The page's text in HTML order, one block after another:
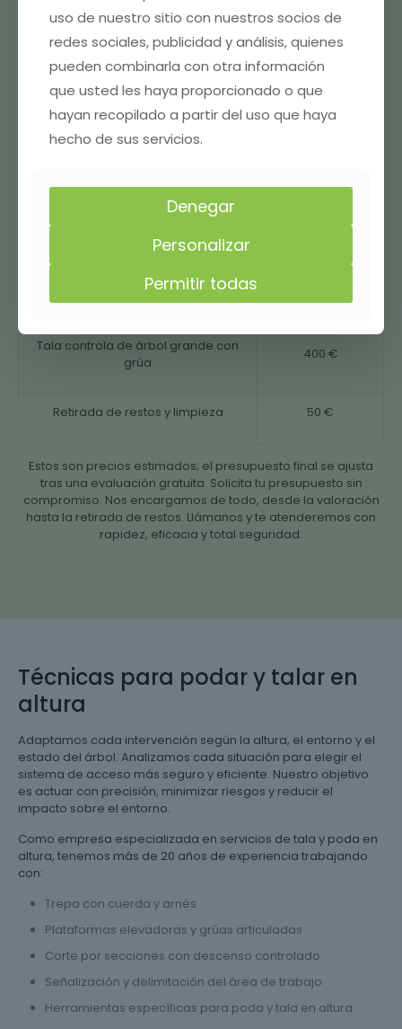
según su tamaño y servicio.
Tipo de servicio Precio
Poda en altura de árboles pequeños
(hasta 5 m)
Poda en altura de árboles grandes
(más de 10 m)
Tala controla de árbol grande con
grúa
400 €
Retirada de restos y limpieza 50 €
Estos son precios estimados; el presupuesto final se ajusta
tras una evaluación gratuita. Solicita tu presupuesto sin
compromiso. Nos encargamos de todo, desde la valoración
hasta la retirada de restos. Llámanos y te atenderemos con
rapidez, eficacia y total seguridad.
Técnicas para podar y talar en
altura
Adaptamos cada intervención según la altura, el entorno y el
estado del árbol. Analizamos cada situación para elegir el
sistema de acceso más seguro y eficiente. Nuestro objetivo
es actuar con precisión, minimizar riesgos y reducir el
impacto sobre el entorno.
Como empresa especializada en servicios de tala y poda en
altura, tenemos más de 20 años de experiencia trabajando
con:
Trepa con cuerda y arnés
Plataformas elevadoras y grúas articuladas
Corte por secciones con descenso controlado
Señalización y delimitación del área de trabajo
Herramientas específicas para poda y tala en altura
uso de nuestro sitio con nuestros socios de
redes sociales, publicidad y análisis, quienes
pueden combinarla con otra información
que usted les haya proporcionado o que
hayan recopilado a partir del uso que haya
hecho de sus servicios.
Denegar
Personalizar
Permitir todas